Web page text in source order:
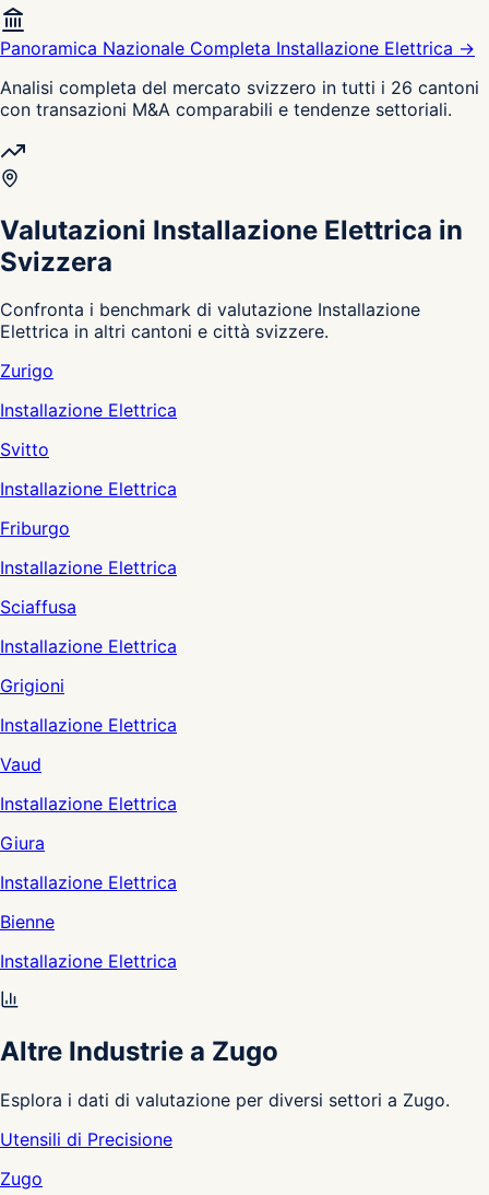
Panoramica Nazionale Completa Installazione Elettrica →
Analisi completa del mercato svizzero in tutti i 26 cantoni
con transazioni M&A comparabili e tendenze settoriali.
Valutazioni Installazione Elettrica in
Svizzera
Confronta i benchmark di valutazione Installazione
Elettrica in altri cantoni e città svizzere.
Zurigo
Installazione Elettrica
Svitto
Installazione Elettrica
Friburgo
Installazione Elettrica
Sciaffusa
Installazione Elettrica
Grigioni
Installazione Elettrica
Vaud
Installazione Elettrica
Giura
Installazione Elettrica
Bienne
Installazione Elettrica
Altre Industrie a Zugo
Esplora i dati di valutazione per diversi settori a Zugo.
Utensili di Precisione
Zugo